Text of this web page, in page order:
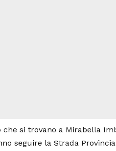
che si trovano a Mirabella
seguire la Strada